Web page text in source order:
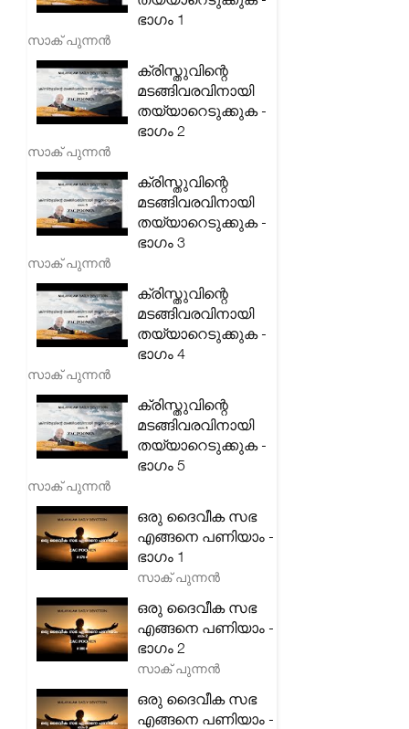
ഭാഗം 1
സാക് പുന്നൻ
ക്രിസ്തുവിന്റെ
മടങ്ങിവരവിനായി
തയ്യാറെടുക്കുക -
ഭാഗം 2
സാക് പുന്നൻ
ക്രിസ്തുവിന്റെ
മടങ്ങിവരവിനായി
തയ്യാറെടുക്കുക -
ഭാഗം 3
സാക് പുന്നൻ
ക്രിസ്തുവിന്റെ
മടങ്ങിവരവിനായി
തയ്യാറെടുക്കുക -
ഭാഗം 4
സാക് പുന്നൻ
ക്രിസ്തുവിന്റെ
മടങ്ങിവരവിനായി
തയ്യാറെടുക്കുക -
ഭാഗം 5
സാക് പുന്നൻ
ഒരു ദൈവീക സഭ
എങ്ങനെ പണിയാം -
ഭാഗം 1
സാക് പുന്നൻ
ഒരു ദൈവീക സഭ
എങ്ങനെ പണിയാം -
ഭാഗം 2
സാക് പുന്നൻ
ഒരു ദൈവീക സഭ
എങ്ങനെ പണിയാം -